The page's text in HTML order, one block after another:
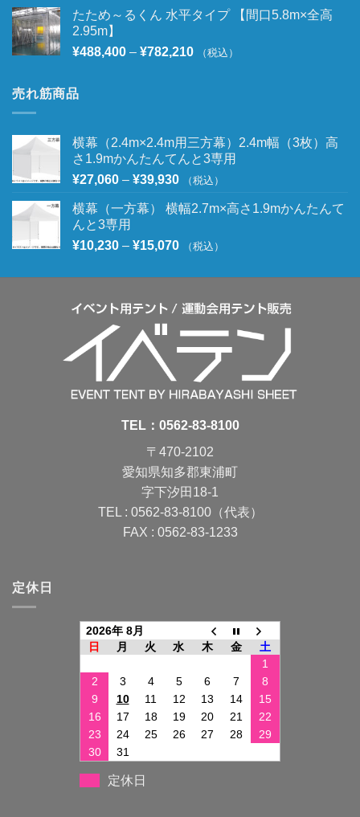
たため～るくん 水平タイプ 【間口5.8m×全高
2.95m】
¥488,400 – ¥782,210 （税込）
売れ筋商品
横幕（2.4m×2.4m用三方幕）2.4m幅（3枚）高
さ1.9mかんたんてんと3専用
¥27,060 – ¥39,930 （税込）
横幕（一方幕） 横幅2.7m×高さ1.9mかんたんて
んと3専用
¥10,230 – ¥15,070 （税込）
TEL： 0562-83-8100
〒470-2102
愛知県知多郡東浦町
字下汐田18-1
TEL : 0562-83-8100（代表）
FAX : 0562-83-1233
定休日
2026年 8月
日
月 火 水 木 金
土
1
2
3 4 5 6 7
8
9
10 11 12 13 14
15
16
17 18 19 20 21
22
23
24 25 26 27 28
29
30
31
定休日